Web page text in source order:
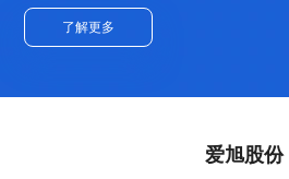
了解更多
爱旭股份